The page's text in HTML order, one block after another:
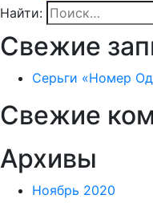
Найти:
Свежие
Серьги «Номер
Свежие
Архивы
Ноябрь 2020